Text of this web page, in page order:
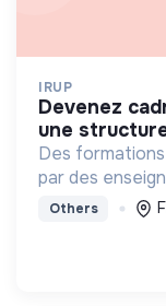
IRUP
devenez cadre dirigeant·e dans l'ess ou
une
Des
par des
réalités
Others